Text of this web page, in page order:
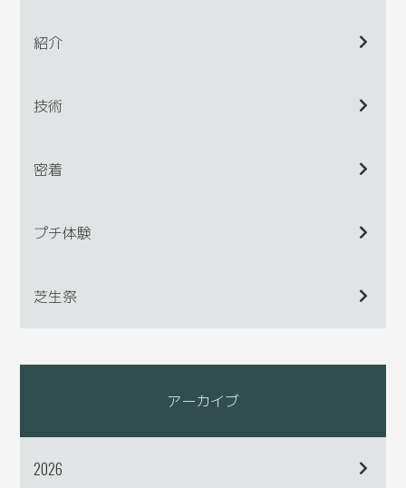
紹介
技術
密着
プチ体験
芝生祭
アーカイブ
2026